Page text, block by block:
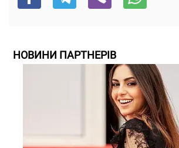
НОВИНИ ПАРТНЕРІВ